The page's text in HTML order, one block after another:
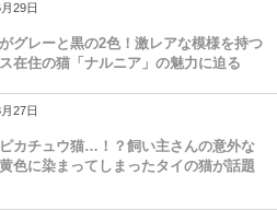
29日
グレーと黒の2色！激レアな模様を持つ
在住の猫「ナルニア」の魅力に迫る
27日
カチュウ猫…！？飼い主さんの意外な
色に染まってしまったタイの猫が話題